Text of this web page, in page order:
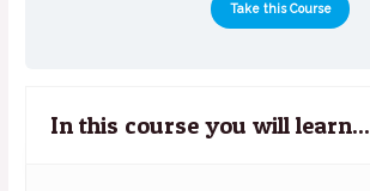
Take this Course
In this course you will learn...